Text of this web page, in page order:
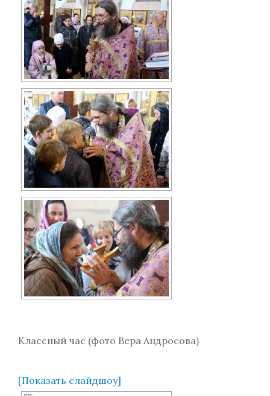
Классный час (фото Вера Андросова)
[Показать слайдшоу]